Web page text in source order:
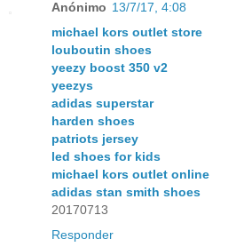
Anónimo 13/7/17, 4:08
michael kors outlet store
louboutin shoes
yeezy boost 350 v2
yeezys
adidas superstar
harden shoes
patriots jersey
led shoes for kids
michael kors outlet online
adidas stan smith shoes
20170713
Responder